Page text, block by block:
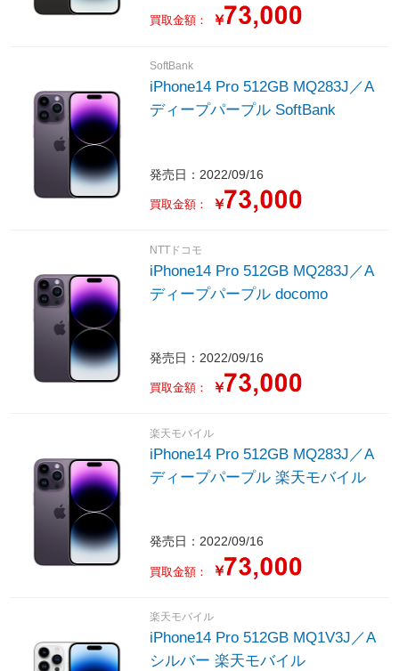
買取金額： ￥
SoftBank
iPhone14 Pro 512GB MQ283J／A
ディープパープル SoftBank
発売日：2022/09/16
買取金額： ￥
NTTドコモ
iPhone14 Pro 512GB MQ283J／A
ディープパープル docomo
発売日：2022/09/16
買取金額： ￥
楽天モバイル
iPhone14 Pro 512GB MQ283J／A
ディープパープル 楽天モバイル
発売日：2022/09/16
買取金額： ￥
楽天モバイル
iPhone14 Pro 512GB MQ1V3J／A
シルバー 楽天モバイル